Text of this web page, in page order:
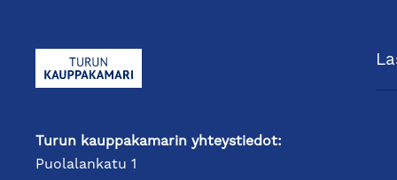
Turun kauppakamarin yhteystiedot:
Puolalankatu 1